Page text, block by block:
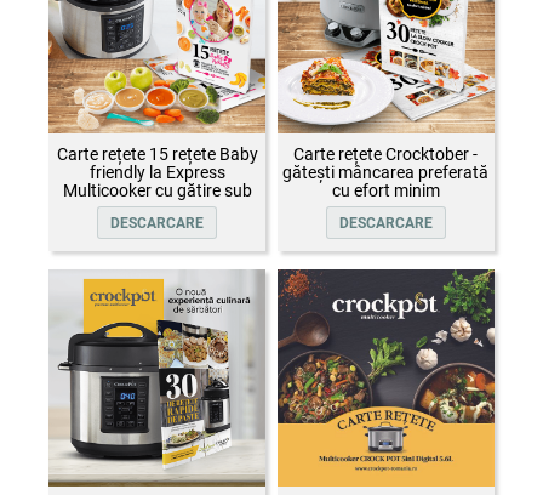
Carte rețete 15 rețete Baby
friendly la Express
Multicooker cu gătire sub
presiune Crock-Pot
DESCARCARE
Carte rețete Crocktober -
gătești mâncarea preferată
cu efort minim
DESCARCARE